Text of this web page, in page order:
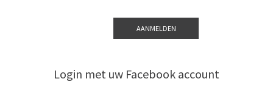
Login met uw Facebook account